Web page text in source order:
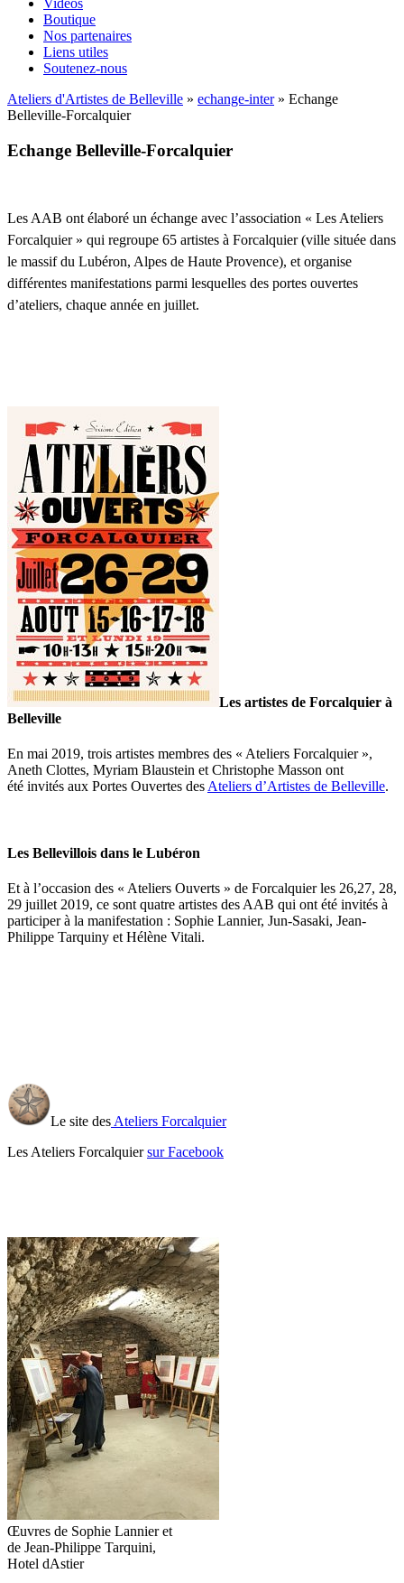
Boutique
Nos partenaires
Liens utiles
Soutenez-nous
Ateliers d'Artistes de Belleville » echange-inter» Echange
Belleville-Forcalquier
Echange Belleville-Forcalquier
Les AAB ont élaboré un échange avec l’association « Les Ateliers
Forcalquier » qui regroupe 65 artistes à Forcalquier (ville située dans
le massif du Lubéron, Alpes de Haute Provence), et organise
différentes manifestations parmi lesquelles des portes ouvertes
d’ateliers, chaque année en juillet.
Les artistes de Forcalquier à
Belleville
En mai 2019, trois artistes membres des « Ateliers Forcalquier »,
Aneth Clottes, Myriam Blaustein et Christophe Masson ont
été invités aux Portes Ouvertes des Ateliers d’Artistes de Belleville.
Les Bellevillois dans le Lubéron
Et à l’occasion des « Ateliers Ouverts » de Forcalquier les 26,27, 28,
29 juillet 2019, ce sont quatre artistes des AAB qui ont été invités à
participer à la manifestation : Sophie Lannier, Jun-Sasaki, Jean-
Philippe Tarquiny et Hélène Vitali.
Le site des Ateliers Forcalquier
Les Ateliers Forcalquiersur Facebook
Œuvres de Sophie Lannier et
de Jean-Philippe Tarquini,
Hotel dAstier